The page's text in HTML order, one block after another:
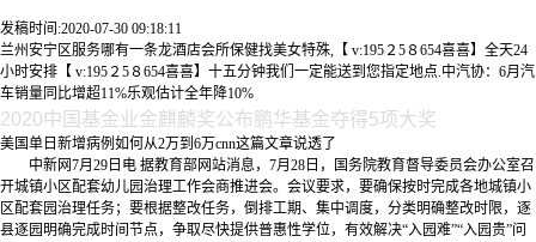
发稿时间:2020-07-30 09:18:11
兰州安宁区服务哪有一条龙酒店会所保健找美女特殊,【 v:195２5８654喜喜】全天24
小时安排【 v:195２5８654喜喜】十五分钟我们一定能送到您指定地点.中汽协：6月汽
车销量同比增超11%乐观估计全年降10%
2020中国基金业金麒麟奖公布鹏华基金夺得5项大奖
美国单日新增病例如何从2万到6万cnn这篇文章说透了
中新网7月29日电 据教育部网站消息，7月28日，国务院教育督导委员会办公室召
开城镇小区配套幼儿园治理工作会商推进会。会议要求，要确保按时完成各地城镇小
区配套园治理任务；要根据整改任务，倒排工期、集中调度，分类明确整改时限，逐
县逐园明确完成时间节点，争取尽快提供普惠性学位，有效解决“入园难”“入园贵”问